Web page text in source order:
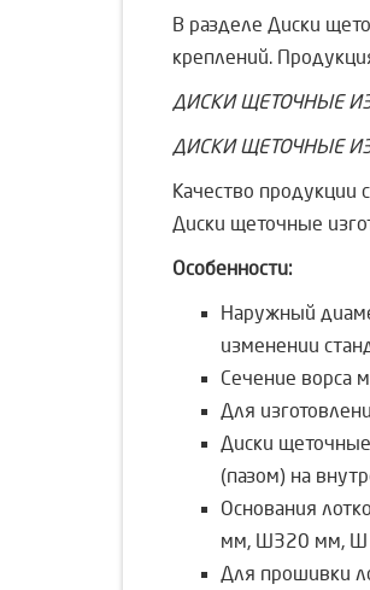
В разделе Диски
креплений.
ДИСКИ ЩЕТОЧНЫЕ ИЗ
ДИСКИ ЩЕТОЧНЫЕ ИЗ
Качество
Диски щеточные
Особенности:
Наружный
изменении
Сечение ворса
Для
Диски
(пазом) на
Основания
мм, Ø320 мм, Ø
Для прошивки